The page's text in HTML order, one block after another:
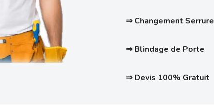
⇒ Changement Serrure
⇒ Blindage de Porte
⇒ Devis 100% Gratuit